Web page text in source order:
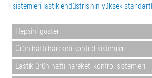
sistemleri lastik endüstrisinin yüksek
Hepsini göster
Ürün hattı hareketi kontrol sistemleri
Lastik ürün hattı hareketi kontrol sistemleri